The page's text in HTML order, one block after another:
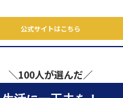
公式サイトはこちら
＼100人が選んだ／